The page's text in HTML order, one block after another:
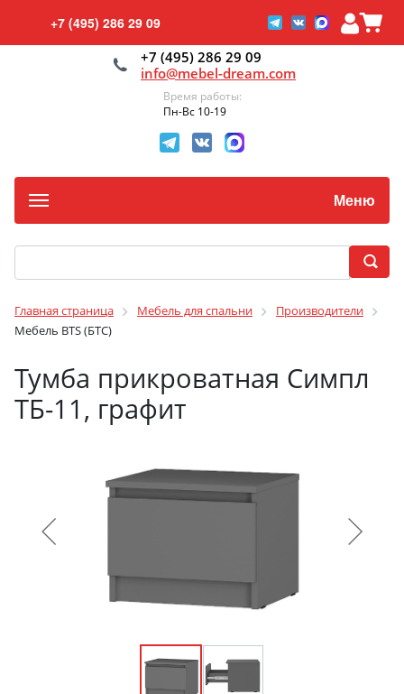
+7 (495) 286 29 09
+7 (495) 286 29 09
info@mebel-dream.com
Время работы:
Пн-Вс 10-19
Меню
Главная страница Мебель для спальни
Производители
Мебель BTS (БТС)
Тумба прикроватная Симпл
ТБ-11, графит